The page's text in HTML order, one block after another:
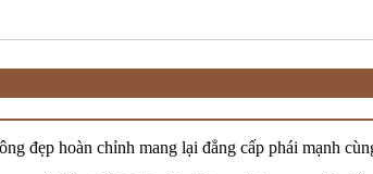
đẹp hoàn chỉnh mang lại đẳng cấp phái mạnh